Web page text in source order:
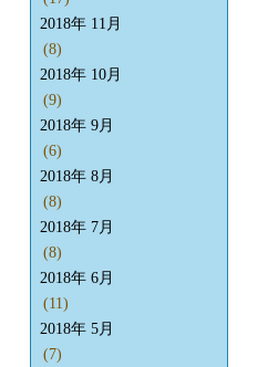
2018年 11月
(8)
2018年 10月
(9)
2018年 9月
(6)
2018年 8月
(8)
2018年 7月
(8)
2018年 6月
(11)
2018年 5月
(7)